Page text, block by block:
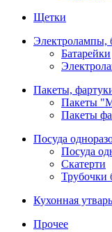
Щетки
Электролампы,
Батарейки
Пакеты,
Пакеты
Пакеты
Посуда
Посуда
Скатерти
Трубочки
Кухонная утварь
Прочее